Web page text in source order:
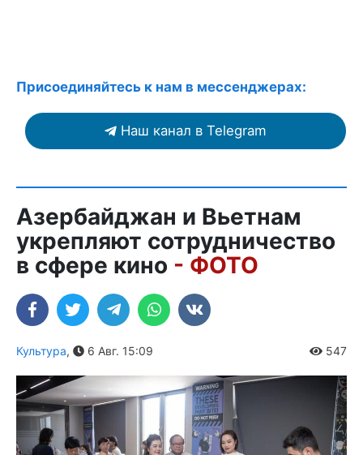
Присоединяйтесь к нам в мессенджерах:
Наш канал в Telegram
Азербайджан и Вьетнам
укрепляют сотрудничество
в сфере кино - ФОТО
Культура, 6 Авг. 15:09 547